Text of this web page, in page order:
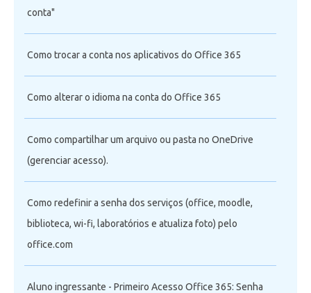
conta"
Como trocar a conta nos aplicativos do Office 365
Como alterar o idioma na conta do Office 365
Como compartilhar um arquivo ou pasta no OneDrive
(gerenciar acesso).
Como redefinir a senha dos serviços (office, moodle,
biblioteca, wi-fi, laboratórios e atualiza foto) pelo
office.com
Aluno ingressante - Primeiro Acesso Office 365: Senha